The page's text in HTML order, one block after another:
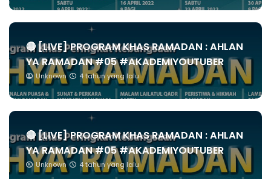
🔴 [LIVE] PROGRAM KHAS RAMADAN : AHLAN
YA RAMADAN #05 #AKADEMIYOUTUBER
Unknown 4 tahun yang lalu
🔴 [LIVE] PROGRAM KHAS RAMADAN : AHLAN
YA RAMADAN #05 #AKADEMIYOUTUBER
Unknown 4 tahun yang lalu